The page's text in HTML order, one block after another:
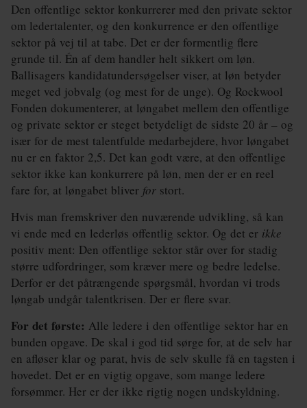
Social
Sundhed
Transport
Uddannelse
Udvikling
Ældre
Den offentlige sektor konkurrerer med den private sektor
om ledertalenter, og den konkurrence er den offentlige
sektor på vej til at tabe. Det er der formentlig flere
grunde til. Én af dem handler helt sikkert om løn.
Ballisagers kandidatundersøgelser viser, at løn betyder
meget ved jobvalg (og mest for de unge). Og Rockwool
Fonden dokumenterer, at løngabet mellem den offentlige
og private sektor er steget betydeligt de sidste 20 år – og
især for de mest talentfulde medarbejdere, hvor løngabet
nu er en faktor 2,5. Det kan godt være, at den offentlige
sektor ikke kan konkurrere på løn, men der er en reel
fare for, at løngabet bliver for stort.
Hvis man fremskriver den nuværende udvikling, så kan
vi ende med en lederløs offentlig sektor. Og det er ikke
positiv ment: Den offentlige sektor står over for stadig
større udfordringer, som kræver mere og bedre ledelse.
Derfor er det påtrængende spørgsmål, hvordan vi trods
løngab undgår talentkrisen. Der er flere svar.
For det første: Alle ledere i den offentlige sektor har en
bunden opgave. De skal i god tid sørge for, at de selv har
en afløser klar og parat, hvis de selv skulle få en tagsten i
hovedet. Det er en vigtig opgave, som mange ledere
forsømmer. Her er der ikke rigtig nogen undskyldning.